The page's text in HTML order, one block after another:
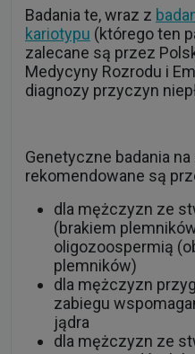
Badania te, wraz z
kariotypu (którego ten
zalecane są przez
Medycyny Rozrodu i
diagnozy przyczyn
Genetyczne badania
rekomendowane są
dla mężczyzn ze
(brakiem
oligozoospermią
plemników)
dla mężczyzn
zabiegu
jądra
dla mężczyzn ze